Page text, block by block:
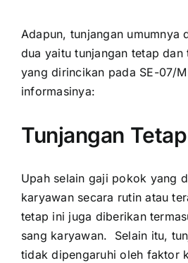
Adapun, tunjangan umumnya
dua yaitu tunjangan tetap
yang dirincikan pada SE-07/
informasinya:
Tunjangan Tetap
Upah selain gaji pokok yang
karyawan secara rutin atau
tetap ini juga diberikan
sang karyawan. Selain itu,
tidak dipengaruhi oleh faktor